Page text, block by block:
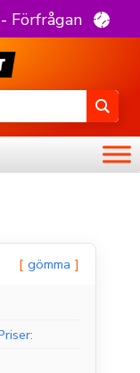
Förfrågan
gömma